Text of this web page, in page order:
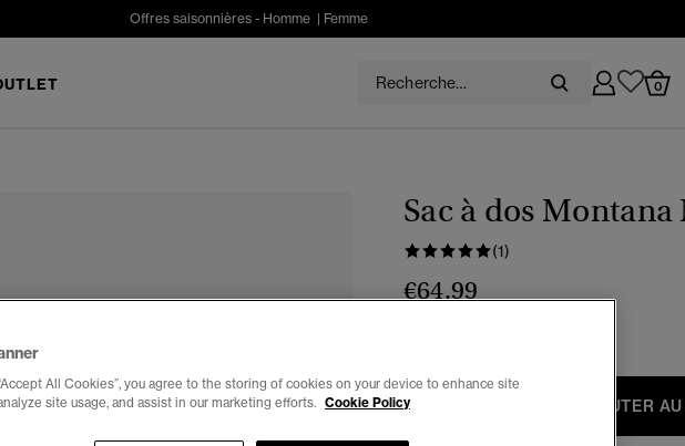
Offres saisonnières - Homme| Femme
0
Sac à dos Montana
(1)
€64.99
AJOUTER
All Cookies”, you agree to the storing of cookies on your device to enhance site
site usage, and assist in our marketing efforts. Cookie Policy